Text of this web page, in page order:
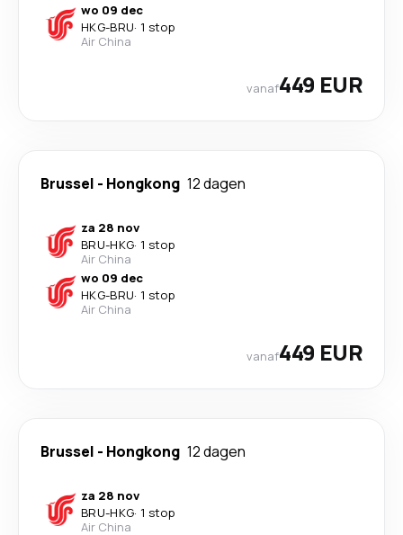
wo 09 dec
HKG-BRU· 1 stop
Air China
vanaf449 EUR
Brussel - Hongkong 12 dagen
za 28 nov
BRU-HKG· 1 stop
Air China
wo 09 dec
HKG-BRU· 1 stop
Air China
vanaf449 EUR
Brussel - Hongkong 12 dagen
za 28 nov
BRU-HKG· 1 stop
Air China